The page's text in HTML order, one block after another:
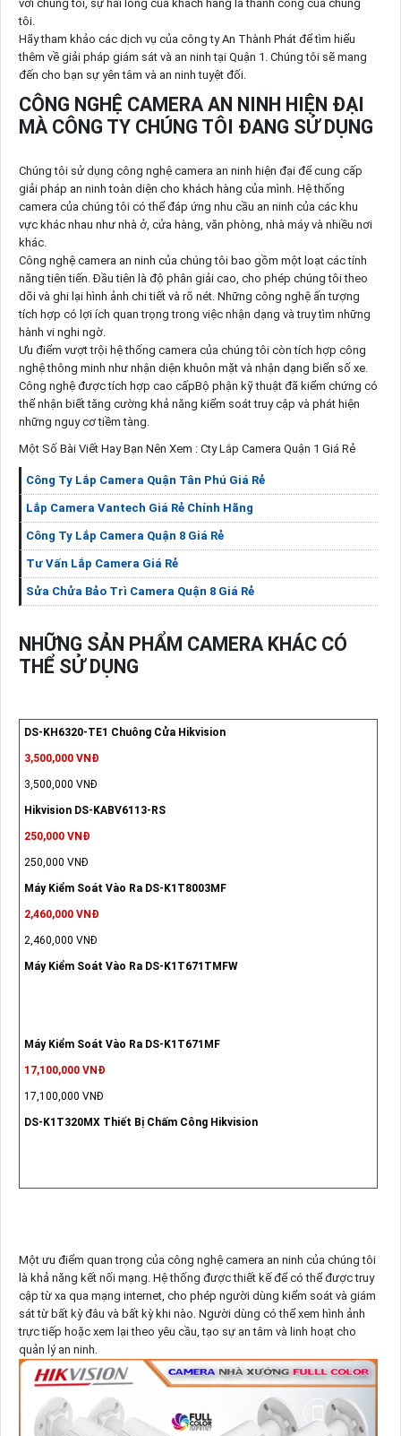
với chúng tôi, sự hài lòng của khách hàng là thành công của chúng
tôi.
Hãy tham khảo các dịch vụ của công ty An Thành Phát để tìm hiểu
thêm về giải pháp giám sát và an ninh tại Quận 1. Chúng tôi sẽ mang
đến cho bạn sự yên tâm và an ninh tuyệt đối.
CÔNG NGHỆ CAMERA AN NINH HIỆN ĐẠI
MÀ CÔNG TY CHÚNG TÔI ĐANG SỬ DỤNG
Chúng tôi sử dụng công nghệ camera an ninh hiện đại để cung cấp
giải pháp an ninh toàn diện cho khách hàng của mình. Hệ thống
camera của chúng tôi có thể đáp ứng nhu cầu an ninh của các khu
vực khác nhau như nhà ở, cửa hàng, văn phòng, nhà máy và nhiều nơi
khác.
Công nghệ camera an ninh của chúng tôi bao gồm một loạt các tính
năng tiên tiến. Đầu tiên là độ phân giải cao, cho phép chúng tôi theo
dõi và ghi lại hình ảnh chi tiết và rõ nét. Những công nghệ ấn tượng
tích hợp có lợi ích quan trọng trong việc nhận dạng và truy tìm những
hành vi nghi ngờ.
Ưu điểm vượt trội hệ thống camera của chúng tôi còn tích hợp công
nghệ thông minh như nhận diện khuôn mặt và nhận dạng biển số xe.
Công nghệ được tích hợp cao cấpBộ phận kỹ thuật đã kiểm chứng có
thể nhận biết tăng cường khả năng kiểm soát truy cập và phát hiện
những nguy cơ tiềm tàng.
Một Số Bài Viết Hay Bạn Nên Xem : Cty Lắp Camera Quận 1 Giá Rẻ
Công Ty Lắp Camera Quận Tân Phú Giá Rẻ
Lắp Camera Vantech Giá Rẻ Chính Hãng
Công Ty Lắp Camera Quận 8 Giá Rẻ
Tư Vấn Lắp Camera Giá Rẻ
Sửa Chửa Bảo Trì Camera Quận 8 Giá Rẻ
NHỮNG SẢN PHẨM CAMERA KHÁC CÓ
THỂ SỬ DỤNG
DS-KH6320-TE1 Chuông Cửa Hikvision
3,500,000 VNĐ
3,500,000 VNĐ
Hikvision DS-KABV6113-RS
250,000 VNĐ
250,000 VNĐ
Máy Kiểm Soát Vào Ra DS-K1T8003MF
2,460,000 VNĐ
2,460,000 VNĐ
Máy Kiểm Soát Vào Ra DS-K1T671TMFW
Máy Kiểm Soát Vào Ra DS-K1T671MF
17,100,000 VNĐ
17,100,000 VNĐ
DS-K1T320MX Thiết Bị Chấm Công Hikvision
Một ưu điểm quan trọng của công nghệ camera an ninh của chúng tôi
là khả năng kết nối mạng. Hệ thống được thiết kế để có thể được truy
cập từ xa qua mạng internet, cho phép người dùng kiểm soát và giám
sát từ bất kỳ đâu và bất kỳ khi nào. Người dùng có thể xem hình ảnh
trực tiếp hoặc xem lại theo yêu cầu, tạo sự an tâm và linh hoạt cho
quản lý an ninh.